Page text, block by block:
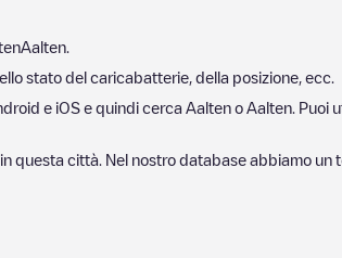
Aalten
stato del caricabatterie, della posizione, ecc.
e iOS e quindi cerca Aalten o Aalten . Puoi
questa città. Nel nostro database abbiamo un